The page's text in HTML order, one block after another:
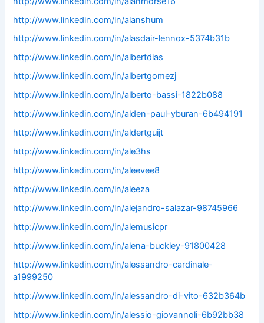
http://www.linkedin.com/in/alanshum
http://www.linkedin.com/in/alasdair-lennox-5374b31b
http://www.linkedin.com/in/albertdias
http://www.linkedin.com/in/albertgomezj
http://www.linkedin.com/in/alberto-bassi-1822b088
http://www.linkedin.com/in/alden-paul-yburan-6b494191
http://www.linkedin.com/in/aldertguijt
http://www.linkedin.com/in/ale3hs
http://www.linkedin.com/in/aleevee8
http://www.linkedin.com/in/aleeza
http://www.linkedin.com/in/alejandro-salazar-98745966
http://www.linkedin.com/in/alemusicpr
http://www.linkedin.com/in/alena-buckley-91800428
http://www.linkedin.com/in/alessandro-cardinale-
a1999250
http://www.linkedin.com/in/alessandro-di-vito-632b364b
http://www.linkedin.com/in/alessio-giovannoli-6b92bb38